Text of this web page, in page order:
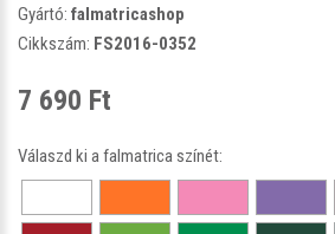
Gyártó: falmatricashop
Cikkszám: FS2016-0352
7 690 Ft
Válaszd ki a falmatrica színét: